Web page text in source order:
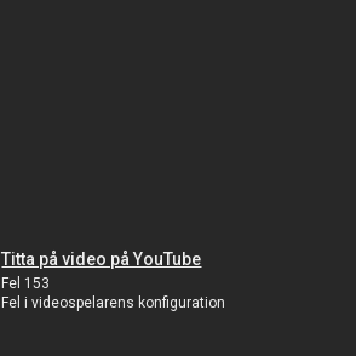
Titta på video på YouTube
Fel 153
Fel i videospelarens konfiguration